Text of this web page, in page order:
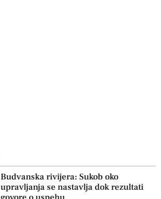
Budvanska rivijera: Sukob oko
upravljanja se nastavlja dok rezultati